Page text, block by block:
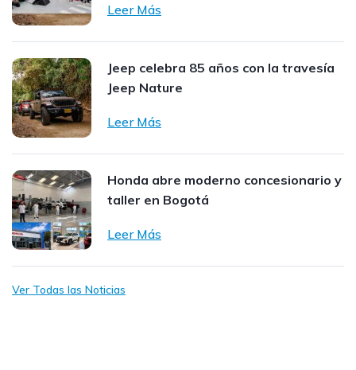
Leer Más
Jeep celebra 85 años con la travesía
Jeep Nature
Leer Más
Honda abre moderno concesionario y
taller en Bogotá
Leer Más
Ver Todas las Noticias